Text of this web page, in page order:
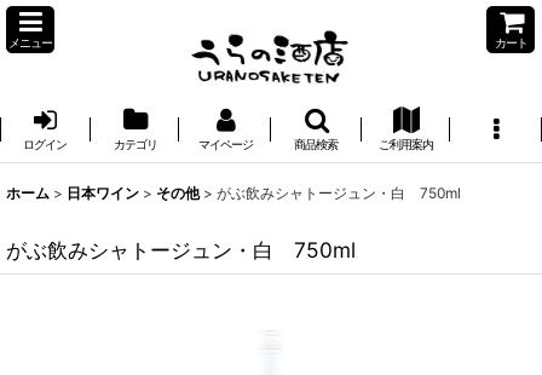
メニュー カート
ログイン カテゴリ マイページ 商品検索 ご利用案内
ホーム > 日本ワイン > その他 > がぶ飲みシャトージュン・白 750ml
がぶ飲みシャトージュン・白 750ml